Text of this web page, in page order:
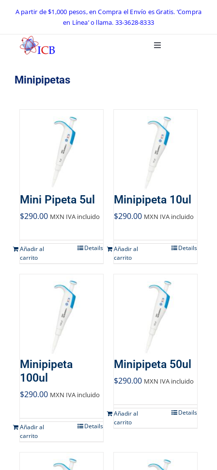
content
A partir de $1,000 pesos, en Compra el Envío es Gratis. ‘Compra
en Línea’ o llama. 33-3628-8333
Toggle
Equipos de Laboratorio
Preguntas Frecuentes
Mi cuenta
Carrito
Minipipetas
Mini Pipeta 5ul
$290.00 MXN IVA incluido
Añadir al
carrito
Details
Minipipeta 10ul
$290.00 MXN IVA incluido
Añadir al
carrito
Details
Minipipeta
100ul
$290.00 MXN IVA incluido
Añadir al
carrito
Details
Minipipeta 50ul
$290.00 MXN IVA incluido
Añadir al
carrito
Details